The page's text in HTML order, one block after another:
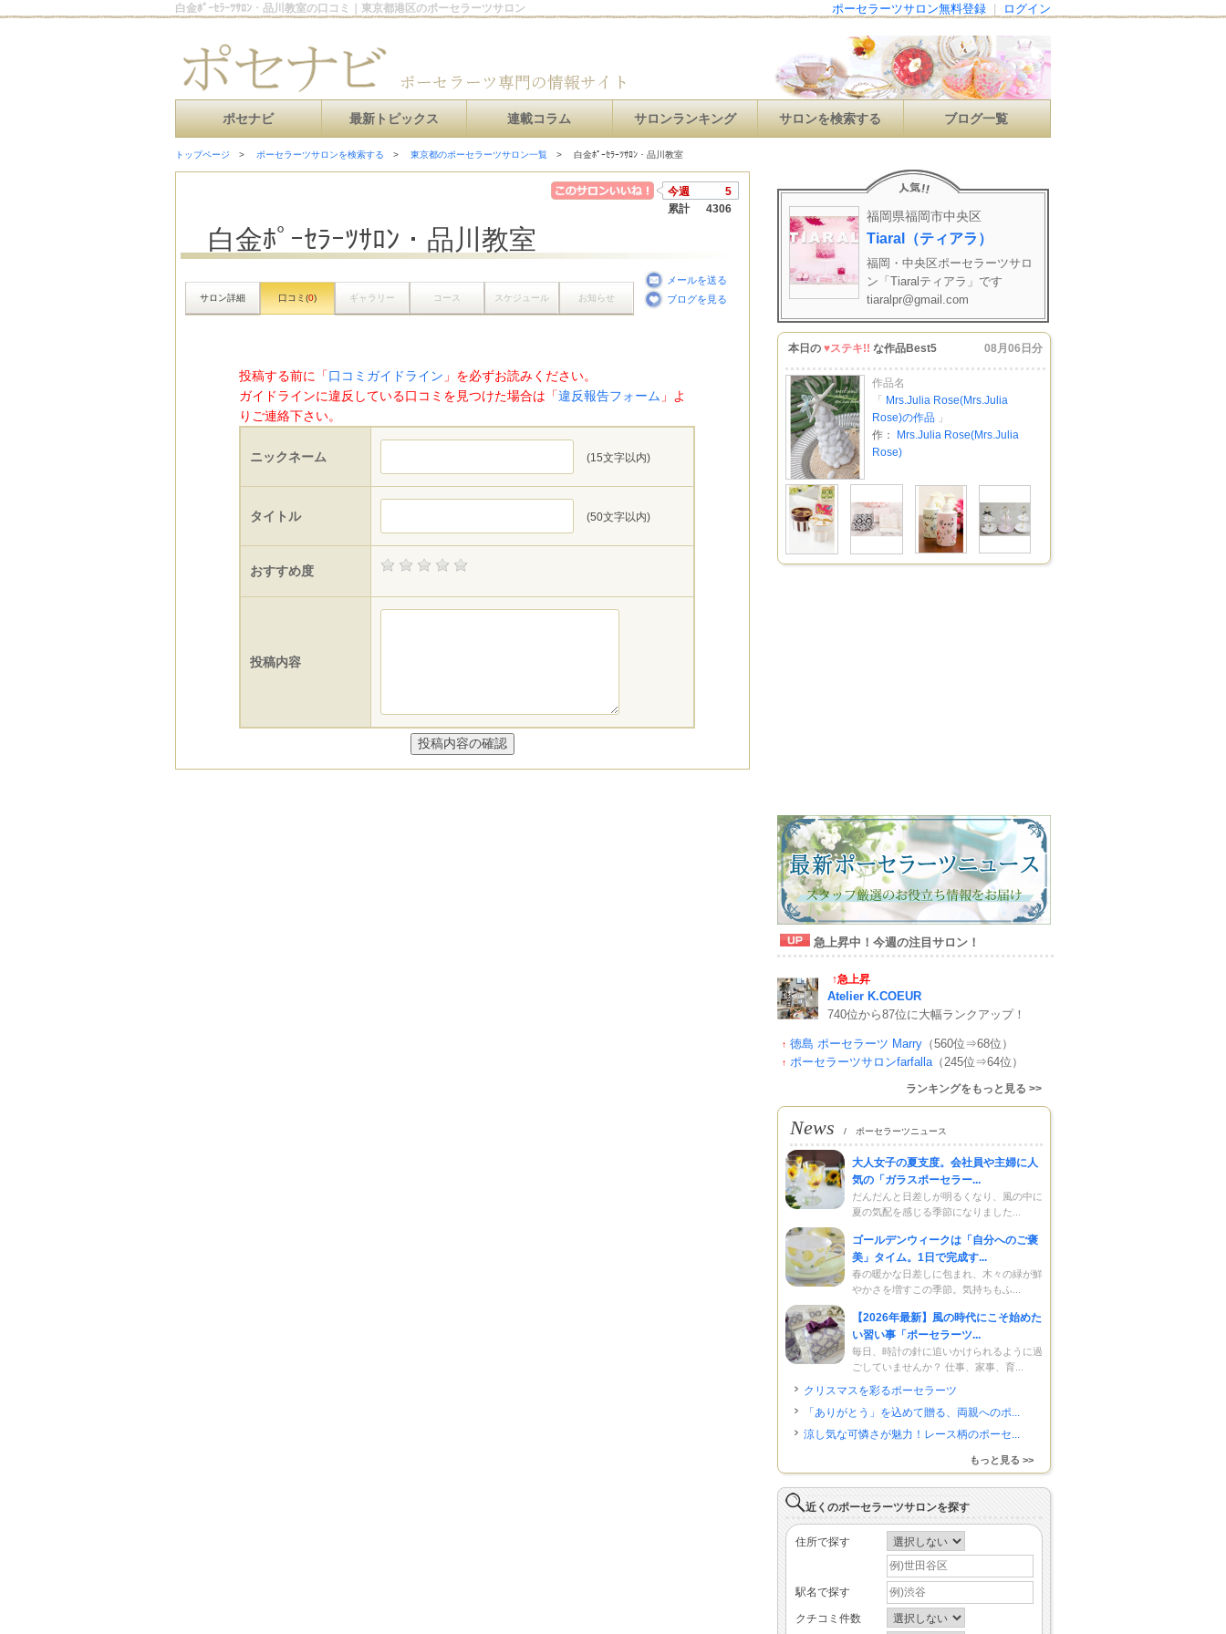
白金ﾎﾟｰｾﾗｰﾂｻﾛﾝ・品川教室の口コミ｜東京都港区のポーセラーツサロン ログイン
ポーセラーツサロン無料登録
ポセナビ 最新トピックス 連載コラム サロンランキング サロンを検索する ブログ一覧
トップページ ポーセラーツサロンを検索する 東京都のポーセラーツサロン一覧 白金ﾎﾟｰｾﾗｰﾂｻﾛﾝ・品川教室
今週
5
累計
4306
白金ﾎﾟｰｾﾗｰﾂｻﾛﾝ・品川教室
サロン詳細 口コミ(0) ギャラリー コース スケジュール お知らせ
メールを送る
ブログを見る
投稿する前に「口コミガイドライン 」を必ずお読みください。
ガイドラインに違反している口コミを見つけた場合は「違反報告フォーム 」よ
りご連絡下さい。
ニックネーム (15文字以内)
タイトル (50文字以内)
おすすめ度
投稿内容
福岡県福岡市中央区
Tiaral（ティアラ）
福岡・中央区ポーセラーツサロ
ン「Tiaralティアラ」です
tiaralpr@gmail.com
本日の ♥ステキ!! な作品Best5 08月06日分
作品名
「
Mrs.Julia Rose(Mrs.Julia
Rose)の作品 」
作：
Mrs.Julia Rose(Mrs.Julia
Rose)
急上昇中！今週の注目サロン！
↑急上昇
Atelier K.COEUR
740位から87位に大幅ランクアップ！
↑ 徳島 ポーセラーツ Marry （560位⇒68位）
↑ ポーセラーツサロンfarfalla（245位⇒64位）
ランキングをもっと見る >>
News / ポーセラーツニュース
大人女子の夏支度。会社員や主婦に人
気の「ガラスポーセラー...
だんだんと日差しが明るくなり、風の中に
夏の気配を感じる季節になりました...
ゴールデンウィークは「自分へのご褒
美」タイム。1日で完成す...
春の暖かな日差しに包まれ、木々の緑が鮮
やかさを増すこの季節。気持ちもふ...
【2026年最新】風の時代にこそ始めた
い習い事「ポーセラーツ...
毎日、時計の針に追いかけられるように過
ごしていませんか？ 仕事、家事、育...
クリスマスを彩るポーセラーツ
「ありがとう」を込めて贈る、両親へのポ...
涼し気な可憐さが魅力！レース柄のポーセ...
もっと見る >>
近くのポーセラーツサロンを探す
住所で探す
駅名で探す
クチコミ件数